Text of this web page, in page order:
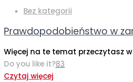
Bez kategorii
Prawdopodobieństwo w
Więcej na te temat przeczytasz
Do you like it?83
Czytaj więcej